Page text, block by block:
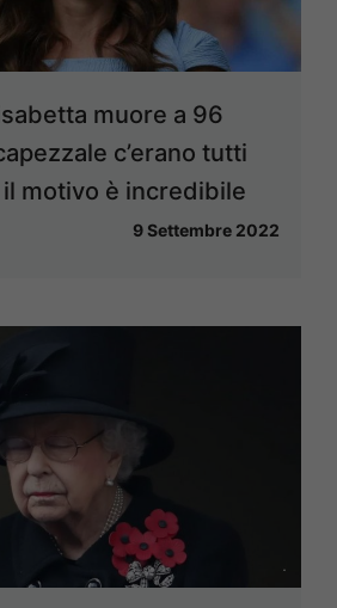
muore a 96
c’erano tutti
motivo è incredibile
9 Settembre 2022